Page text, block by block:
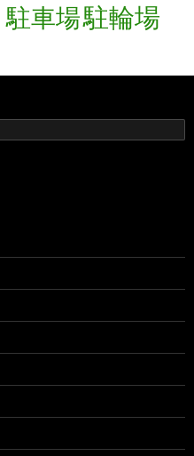
駐車場駐輪場